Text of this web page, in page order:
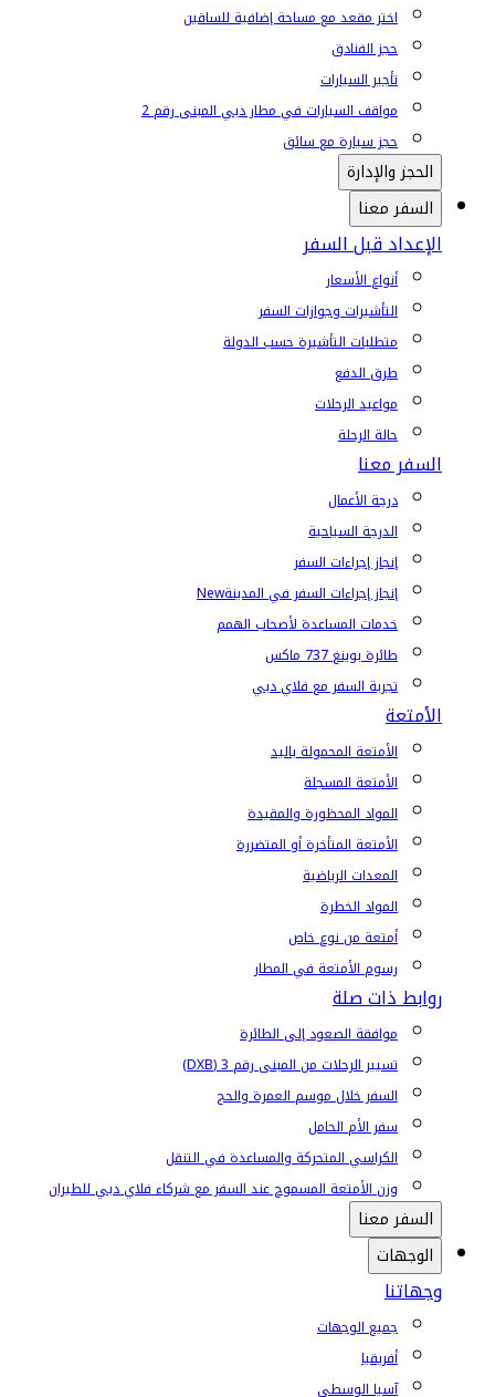
اختر مقعد مع مساحة إضافية للساقين
حجز الفنادق
تأجير السيارات
مواقف السيارات في مطار دبي المبنى رقم 2
حجز سيارة مع سائق
الحجز والإدارة
السفر معنا
الإعداد قبل السفر
أنواع الأسعار
التأشيرات وجوازات السفر
متطلبات التأشيرة حسب الدولة
طرق الدفع
مواعيد الرحلات
حالة الرحلة
السفر معنا
درجة الأعمال
الدرجة السياحية
إنجاز إجراءات السفر
إنجاز إجراءات السفر في المدينةNew
خدمات المساعدة لأصحاب الهمم
طائرة بوينغ 737 ماكس
تجربة السفر مع فلاي دبي
الأمتعة
الأمتعة المحمولة باليد
الأمتعة المسجلة
المواد المحظورة والمقيدة
الأمتعة المتأخرة أو المتضررة
المعدات الرياضية
المواد الخطرة
أمتعة من نوع خاص
رسوم الأمتعة في المطار
روابط ذات صلة
موافقة الصعود إلى الطائرة
تسيير الرحلات من المبنى رقم 3 (DXB)
السفر خلال موسم العمرة والحج
سفر الأم الحامل
الكراسي المتحركة والمساعدة في التنقل
وزن الأمتعة المسموح عند السفر مع شركاء فلاي دبي للطيران
السفر معنا
الوجهات
وجهاتنا
جميع الوجهات
أفريقيا
آسيا الوسطى